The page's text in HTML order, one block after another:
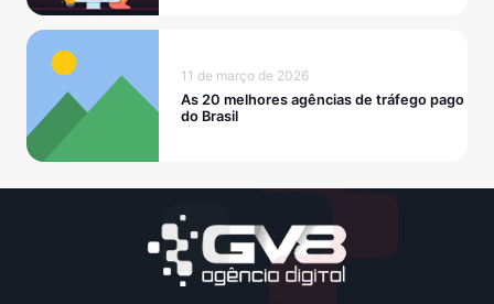
11 de março de 2026
As 20 melhores agências de tráfego pago
do Brasil